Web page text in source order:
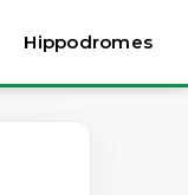
Hippodromes